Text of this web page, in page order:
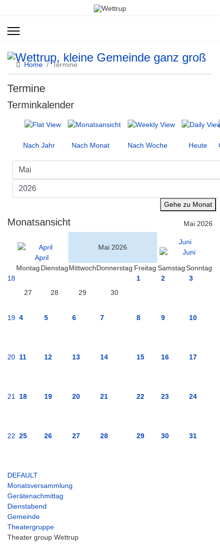
Home Termine
Termine
Terminkalender
Nach Jahr Nach Monat Nach Woche Heute
Gehe zu Monat
Monatsansicht Mai 2026
April
Mai 2026
Juni
Montag DienstagMittwochDonnerstag Freitag SamstagSonntag
18
27
28 29 30
1 2 3
19 4 5 6 7 8 9 10
20 11 12 13 14 15 16 17
21 18 19 20 21 22 23 24
22 25 26 27 28 29 30 31
DEFAULT
Monatsversammlung
Gerätenachmittag
Dienstabend
Gemeinde
Theatergruppe
Theater group Wettrup